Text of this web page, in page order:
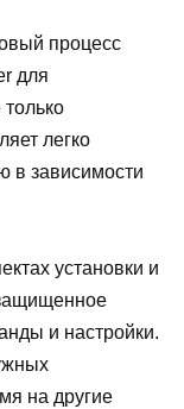
процесс
для
легко
в зависимости
установки и
и настройки.
на другие